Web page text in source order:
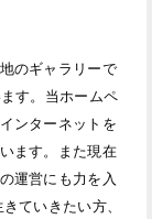
のギャラリーで
す。当ホームペ
ンターネットを
ます。また現在
運営にも力を入
ていきたい方、